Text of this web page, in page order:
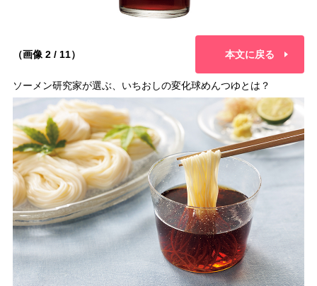
（画像 2 / 11） 本文に戻る
ソーメン研究家が選ぶ、いちおしの変化球めんつゆとは？